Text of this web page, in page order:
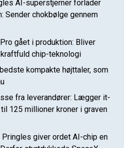
AI-superstjerner forlader
Sender chokbølge gennem
gået i produktion: Bliver
chip-teknologi
kompakte højttaler, som
fra leverandører: Lægger it-
125 millioner kroner i graven
giver ordet AI-chip en